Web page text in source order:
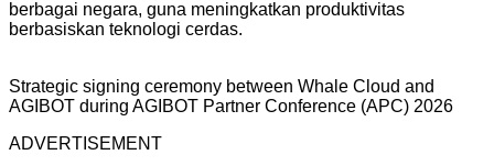
berbagai negara, guna meningkatkan produktivitas
berbasiskan teknologi cerdas.
Strategic signing ceremony between Whale Cloud and
AGIBOT during AGIBOT Partner Conference (APC) 2026
ADVERTISEMENT